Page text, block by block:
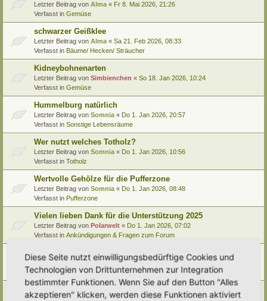
Letzter Beitrag von Alma « Fr 8. Mai 2026, 21:26
Verfasst in Gemüse
schwarzer Geißklee
Letzter Beitrag von Alma « Sa 21. Feb 2026, 08:33
Verfasst in Bäume/ Hecken/ Sträucher
Kidneybohnenarten
Letzter Beitrag von Simbienchen « So 18. Jan 2026, 10:24
Verfasst in Gemüse
Hummelburg natürlich
Letzter Beitrag von Somnia « Do 1. Jan 2026, 20:57
Verfasst in Sonstige Lebensräume
Wer nutzt welches Totholz?
Letzter Beitrag von Somnia « Do 1. Jan 2026, 10:56
Verfasst in Totholz
Wertvolle Gehölze für die Pufferzone
Letzter Beitrag von Somnia « Do 1. Jan 2026, 08:48
Verfasst in Pufferzone
Vielen lieben Dank für die Unterstützung 2025
Letzter Beitrag von Polarwelt « Do 1. Jan 2026, 07:02
Verfasst in Ankündigungen & Fragen zum Forum
Pflanzenportrait (9): Quitte
Letzter Beitrag von Ann1981«Mi 24. Dez 2025, 12:15
Verfasst inPflanzenportraits/ Identifikation
Video Empfehlung (nicht nur) für Kinder
Letzter Beitrag vonMiri « Di 23. Dez 2025, 21:56
Diese Seite nutzt einwilligungsbedürftige Cookies und
Technologien von Drittunternehmen zur Integration
bestimmter Funktionen. Wenn Sie auf den Button "Alles
akzeptieren" klicken, werden diese Funktionen aktiviert